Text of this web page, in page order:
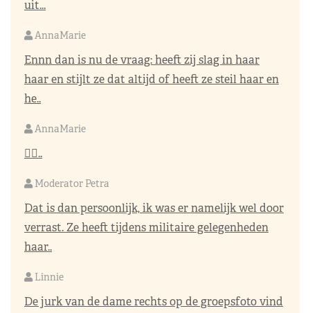
uit...
AnnaMarie
Ennn dan is nu de vraag: heeft zij slag in haar
haar en stijlt ze dat altijd of heeft ze steil haar en
he..
AnnaMarie
👌🏼..
Moderator Petra
Dat is dan persoonlijk, ik was er namelijk wel door
verrast. Ze heeft tijdens militaire gelegenheden
haar..
Linnie
De jurk van de dame rechts op de groepsfoto vind